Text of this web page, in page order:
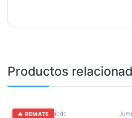
Productos
🔥 REMATE
Jumper Monomodo